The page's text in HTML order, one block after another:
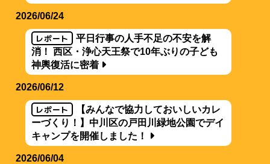
2026/06/24
レポート
平日行事の人手不足の不安を解
消！ 西区・浄心天王祭で10年ぶりの子ども
神輿復活に密着
2026/06/12
レポート
【みんなで協力しておいしいカレ
ーづくり！】中川区の戸田川緑地公園でデイ
キャンプを開催しました！
2026/06/04